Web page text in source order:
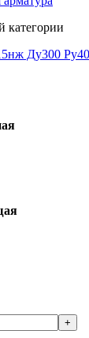
категории
+